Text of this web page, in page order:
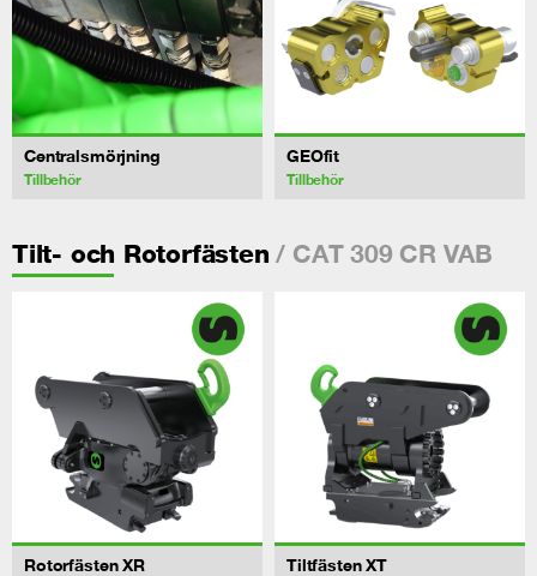
Centralsmörjning
Tillbehör
GEOfit
Tillbehör
Tilt- och Rotorfästen / CAT 309 CR VAB
Rotorfästen XR Tiltfästen XT